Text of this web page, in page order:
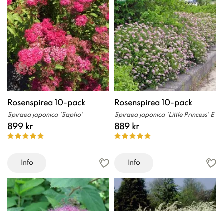
Rosenspirea 10-pack
Spiraea japonica 'Sapho'
899 kr
Info
Rosenspirea 10-pack
Spiraea japonica 'Little Princess' E
889 kr
Info